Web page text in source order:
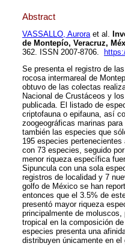
Abstract
VASSALLO, Auroraet al.
de Montepío, Veracruz,
362. ISSN 2007-8706.
Se presenta el registro de
rocosa intermareal de
obtuvo de las colectas
Nacional de Crustáceos y
publicada. El listado de
criptofauna o epifauna, así
zoogeográficas marinas
también las especies que
195 especies
con 73 especies, seguido
menor riqueza específica
Sipuncula con una sola
registros de localidad y 7
golfo de México se han
entonces que el 3.5% de
presentó mayor riqueza
principalmente de
tropical en la composición
especies presenta una
distribuyen únicamente en el